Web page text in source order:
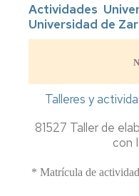
Actividades
Universidad de
Talleres y
81527 Taller de
con
* Matrícula de